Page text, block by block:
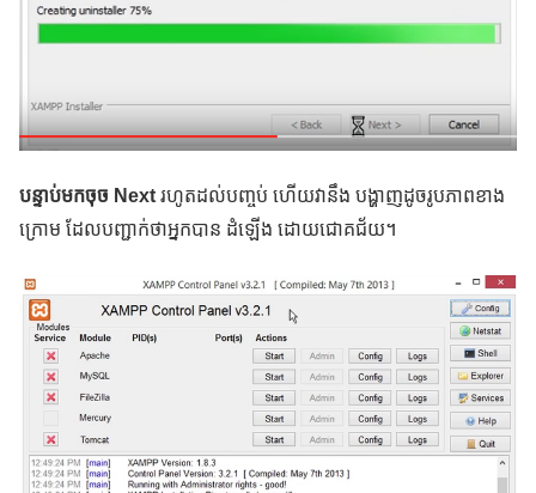
បន្ទាប់មកចុច Next រហូតដល់បញ្ចប់ ហើយវានឹង បង្ហាញដូចរូបភាពខាង
ក្រោម ដែលបញ្ជាក់ថាអ្នកបាន ដំឡើង ដោយជោគជ័យ។